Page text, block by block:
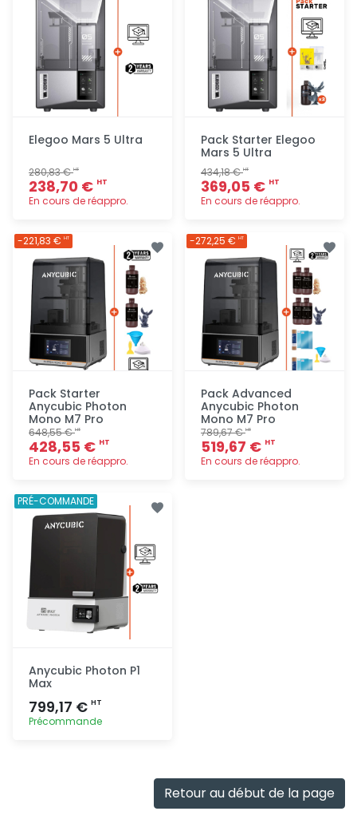
Elegoo Mars 5 Ultra
280,83 €HT
238,70 € HT
En cours de réappro.
rapide
Pack Starter Elegoo
Mars 5 Ultra
434,18 €HT
369,05 € HT
En cours de réappro.
rapide
Pack Starter
Anycubic Photon
Mono M7 Pro
648,55 €HT
428,55 € HT
En cours de réappro.
rapide
-221,83 € HT
Pack Advanced
Anycubic Photon
Mono M7 Pro
789,67 €HT
519,67 € HT
En cours de réappro.
-272,25 € HT
Anycubic Photon P1
Max
799,17 € HT
Précommande
PRÉ-COMMANDE
Retour au début de la page